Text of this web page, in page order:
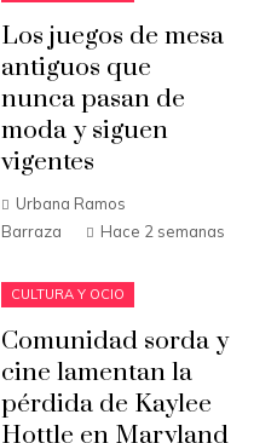
Los juegos de mesa
antiguos que
nunca pasan de
moda y siguen
vigentes
Urbana Ramos
Barraza
Hace 2 semanas
CULTURA Y OCIO
Comunidad sorda y
cine lamentan la
pérdida de Kaylee
Hottle en Maryland